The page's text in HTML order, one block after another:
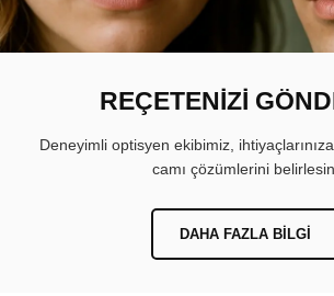
REÇETENİZİ
Deneyimli optisyen ekibimiz,
camı çözümlerini belirlesin.
DAHA FAZLA BILGI